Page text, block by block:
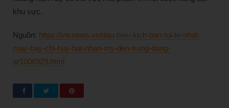
khu vực.
Nguồn: https://vtcnews.vn/dau-hieu-kich-ban-toi-te-nhat-
may-bay-chi-huy-hat-nhan-my-den-trung-dong-
ar1006929.html